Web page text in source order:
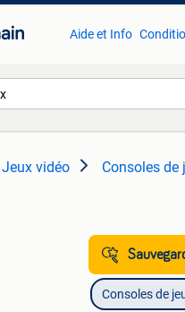
Aide et Info
vidéo Consoles de
Consoles de